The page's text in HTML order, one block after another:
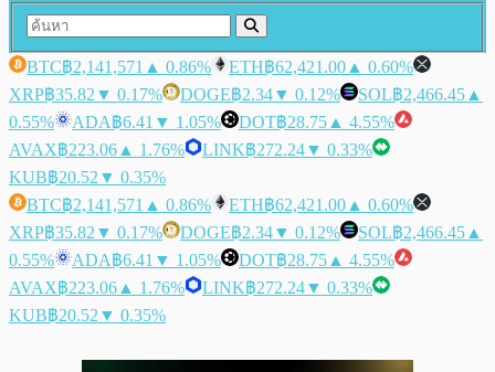
BTC฿2,141,571 ▲ 0.86% ETH฿62,421.00 ▲ 0.60%
XRP฿35.82 ▼ 0.17% DOGE฿2.34▼ 0.12% SOL฿2,466.45 ▲
0.55%
ADA฿6.41 ▼ 1.05% DOT฿28.75 ▲ 4.55%
AVAX฿223.06 ▲ 1.76% LINK฿272.24▼ 0.33%
KUB฿20.52 ▼ 0.35%
BTC฿2,141,571 ▲ 0.86% ETH฿62,421.00 ▲ 0.60%
XRP฿35.82 ▼ 0.17% DOGE฿2.34▼ 0.12% SOL฿2,466.45 ▲
0.55%
ADA฿6.41 ▼ 1.05% DOT฿28.75 ▲ 4.55%
AVAX฿223.06 ▲ 1.76% LINK฿272.24▼ 0.33%
KUB฿20.52 ▼ 0.35%